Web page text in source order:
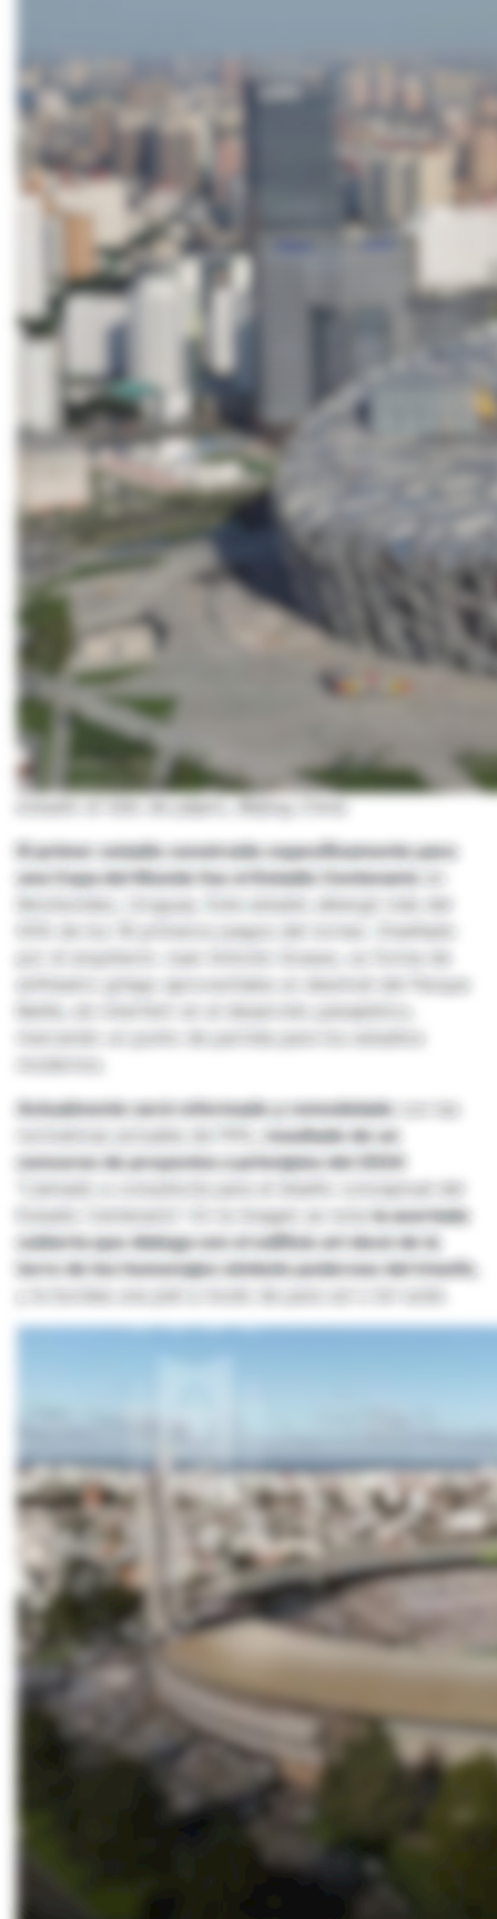
Estadio el nido de pájaro, Beijing China
El primer estadio construido específicamente para
una Copa del Mundo fue el Estadio Centenario
Montevideo, Uruguay. Este estadio albergó más del
50% de los 18 primeros juegos del torneo. Diseñado
por el arquitecto Juan Antonio Scasso, su forma de
anfiteatro griego aprovechaba un desnivel del Parque
Batlle, sin interferir en el desarrollo paisajístico,
marcando un punto de partida para los estadios
modernos.
Actualmente será reformado y remodelado
normativas actuales de FIFA,
resultado de un
concurso de proyectos a principios del 2024
“Llamado a consultoría para el diseño conceptual del
Estadio Centenario”. En la imagen se nota la acertada
cubierta que dialoga con el edificio art decó de la
torre de los homenajes símbolo poderoso del triunfo
y le bordea una piel a modo de para sol o bri-solei.